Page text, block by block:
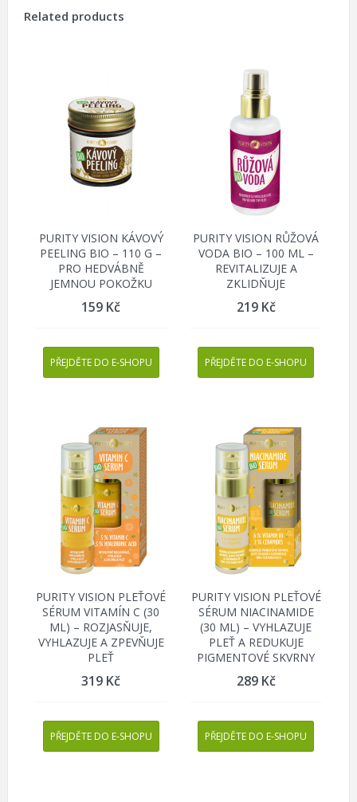
Related products
PURITY VISION KÁVOVÝ
PEELING BIO – 110 G –
PRO HEDVÁBNĚ
JEMNOU POKOŽKU
159 Kč
PŘEJDĚTE DO E-SHOPU
PURITY VISION RŮŽOVÁ
VODA BIO – 100 ML –
REVITALIZUJE A
ZKLIDŇUJE
219 Kč
PŘEJDĚTE DO E-SHOPU
PURITY VISION PLEŤOVÉ
SÉRUM VITAMÍN C (30
ML) – ROZJASŇUJE,
VYHLAZUJE A ZPEVŇUJE
PLEŤ
319 Kč
PŘEJDĚTE DO E-SHOPU
PURITY VISION PLEŤOVÉ
SÉRUM NIACINAMIDE
(30 ML) – VYHLAZUJE
PLEŤ A REDUKUJE
PIGMENTOVÉ SKVRNY
289 Kč
PŘEJDĚTE DO E-SHOPU